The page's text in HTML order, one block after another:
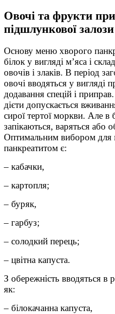
Овочі та фрукти
підшлункової залози
Основу меню хворого
білок у вигляді м’яса і
овочів і злаків. В період
овочі вводяться у вигляді
додавання спецій і
дієти допускається
сирої тертої моркви. Але в
запікаються, варяться або
Оптимальним вибором для
панкреатитом є:
– кабачки,
– картопля;
– буряк,
– гарбуз;
– солодкий перець;
– цвітна капуста.
З обережність вводяться в
як:
– білокачанна капуста,